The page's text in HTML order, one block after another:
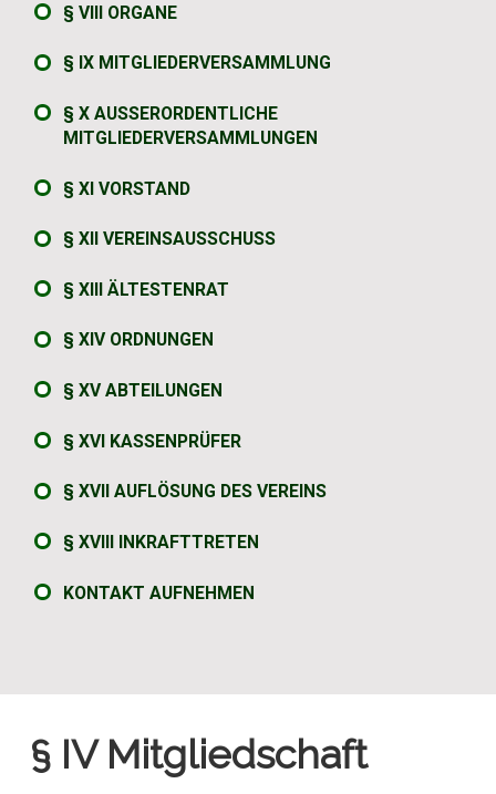
§ VIII ORGANE
§ IX MITGLIEDERVERSAMMLUNG
§ X AUSSERORDENTLICHE M
ITGLIEDERVERSAMMLUNGEN
§ XI VORSTAND
§ XII VEREINSAUSSCHUSS
§ XIII ÄLTESTENRAT
§ XIV ORDNUNGEN
§ XV ABTEILUNGEN
§ XVI KASSENPRÜFER
§ XVII AUFLÖSUNG DES VEREINS
§ XVIII INKRAFTTRETEN
KONTAKT AUFNEHMEN
§ IV Mitgliedschaft